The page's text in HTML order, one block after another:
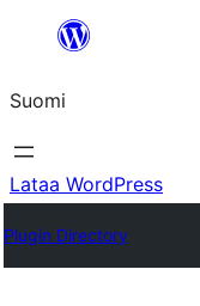
Suomi
Lataa WordPress
Plugin Directory